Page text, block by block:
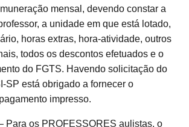
mensal, devendo constar a
a unidade em que está lotado,
horas extras, hora-atividade, outros
todos os descontos efetuados e o
do FGTS. Havendo solicitação do
SP está obrigado a fornecer o
impresso.
Para os PROFESSORES aulistas, o